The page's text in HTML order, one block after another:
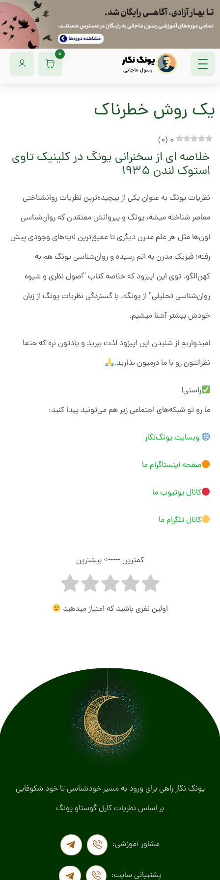
0
یک روش خطرناک
0
(
0
)
خلاصه ای از سخنرانی یونگ در کلینیک تاوی
استوک لندن ۱۹۳۵
نظریات یونگ به عنوان یکی از پیچیده‌ترین نظریات روانشناختی
معاصر شناخته میشه، یونگ و پیروانش معتقدن که روان‌شناسی
اون‌ها مثل هر علم مدرن دیگری تا عمیق‌ترین لایه‌های وجودی پیش
رفته؛ فیزیک مدرن به اتم رسیده و روان‌شناسی یونگ هم به
کهن‌الگو. توی این اپیزود که خلاصه کتاب “اصول نظری و شیوه
روان‌شناسی تحلیلی” از یونگه، با گستردگی نظریات یونگ از زبان
خودش بیشتر آشنا میشیم.
امیدواریم از شنیدن این اپیزود لذت ببرید ‌و یادتون نره که حتما
نظراتتون رو با ما درمیون بذارید.
راستی!
ما رو تو شبکه‌های اجتماعی زیر هم می‌تونید پیدا کنید:
وبسایت یونگ‌نگار
صفحه اینستاگرام ما
کانال یوتیوب ما
کانال تلگرام ما
کمترین -----> بیشترین
اولین نفری باشید که امتیاز میدهید
یونگ نگار راهی برای ورود به مسیر خودشناسی تا خود شکوفایی
بر اساس نظریات کارل گوستاو یونگ
مشاور آموزشی:
پشتیبانی سایت: